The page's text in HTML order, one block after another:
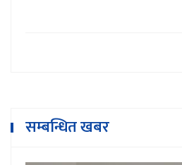
सम्बन्धित खबर